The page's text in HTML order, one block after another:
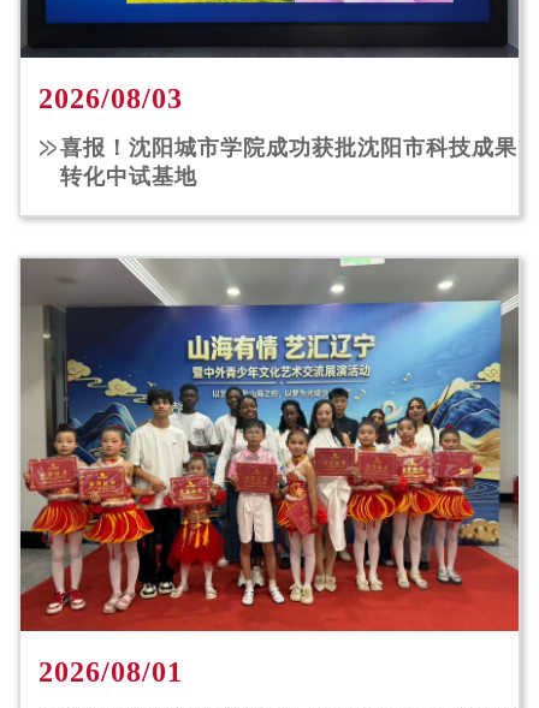
2026/08/03
喜报！沈阳城市学院成功获批沈阳市科技成果
转化中试基地
2026/08/01